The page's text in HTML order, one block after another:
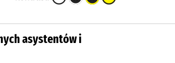
asystentów i